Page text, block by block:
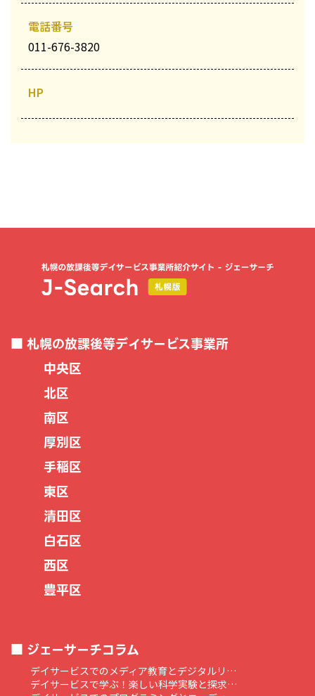
電話番号
011-676-3820
HP
札幌の放課後等デイサービス事業所
中央区
北区
南区
厚別区
手稲区
東区
清田区
白石区
西区
豊平区
ジェーサーチコラム
デイサービスでのメディア教育とデジタルリ…
デイサービスで学ぶ！楽しい科学実験と探求…